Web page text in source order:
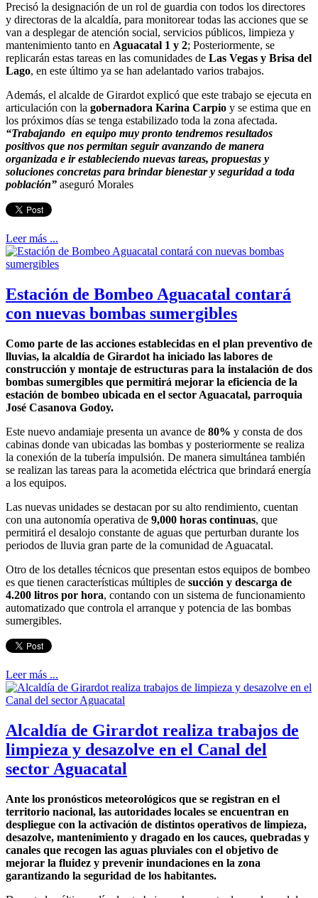
Precisó la designación de un rol de guardia con todos los directores
y directoras de la alcaldía, para monitorear todas las acciones que se
van a desplegar de atención social, servicios públicos, limpieza y
mantenimiento tanto en Aguacatal 1 y 2; Posteriormente, se
replicarán estas tareas en las comunidades de Las Vegas y Brisa del
Lago, en este último ya se han adelantado varios trabajos.
Además, el alcalde de Girardot explicó que este trabajo se ejecuta en
articulación con la gobernadora Karina Carpio y se estima que en
los próximos días se tenga estabilizado toda la zona afectada.
“Trabajando en equipo muy pronto tendremos resultados
positivos que nos permitan seguir avanzando de manera
organizada e ir estableciendo nuevas tareas, propuestas y
soluciones concretas para brindar bienestar y seguridad a toda
población” aseguró Morales
Leer más ...
Estación de Bombeo Aguacatal contará
con nuevas bombas sumergibles
Como parte de las acciones establecidas en el plan preventivo de
lluvias, la alcaldía de Girardot ha iniciado las labores de
construcción y montaje de estructuras para la instalación de dos
bombas sumergibles que permitirá mejorar la eficiencia de la
estación de bombeo ubicada en el sector Aguacatal, parroquia
José Casanova Godoy.
Este nuevo andamiaje presenta un avance de 80% y consta de dos
cabinas donde van ubicadas las bombas y posteriormente se realiza
la conexión de la tubería impulsión. De manera simultánea también
se realizan las tareas para la acometida eléctrica que brindará energía
a los equipos.
Las nuevas unidades se destacan por su alto rendimiento, cuentan
con una autonomía operativa de 9,000 horas continuas, que
permitirá el desalojo constante de aguas que perturban durante los
periodos de lluvia gran parte de la comunidad de Aguacatal.
Otro de los detalles técnicos que presentan estos equipos de bombeo
es que tienen características múltiples de succión y descarga de
4.200 litros por hora, contando con un sistema de funcionamiento
automatizado que controla el arranque y potencia de las bombas
sumergibles.
Leer más ...
Alcaldía de Girardot realiza trabajos de
limpieza y desazolve en el Canal del
sector Aguacatal
Ante los pronósticos meteorológicos que se registran en el
territorio nacional, las autoridades locales se encuentran en
despliegue con la activación de distintos operativos de limpieza,
desazolve, mantenimiento y dragado en los cauces, quebradas y
canales que recogen las aguas pluviales con el objetivo de
mejorar la fluidez y prevenir inundaciones en la zona
garantizando la seguridad de los habitantes.